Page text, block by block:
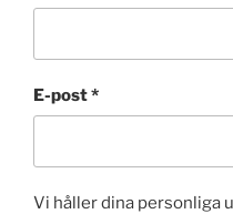
E-post*
Vi håller dina personliga